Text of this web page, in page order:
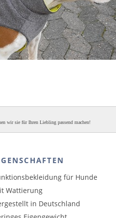
wir sie für Ihren Liebling passend machen!
für Hunde
Wattierung
in Deutschland